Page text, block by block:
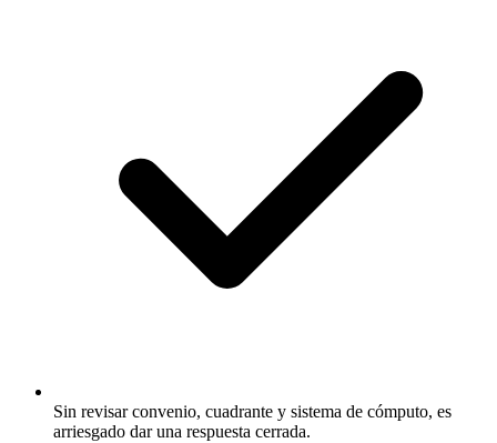
Sin revisar convenio, cuadrante y sistema de cómputo, es
arriesgado dar una respuesta cerrada.